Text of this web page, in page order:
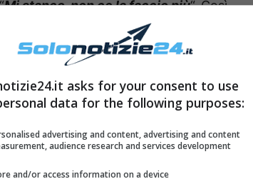
Mi stanco, non ce la faccio più“. Così
ad urlare trasmettendogli così
tutti i suoi cibi preferiti.“Voglio
come didascalia del post
asks for your consent to use
data for the following purposes:
advertising and content, advertising and content
audience research and services development
and/or access information on a device